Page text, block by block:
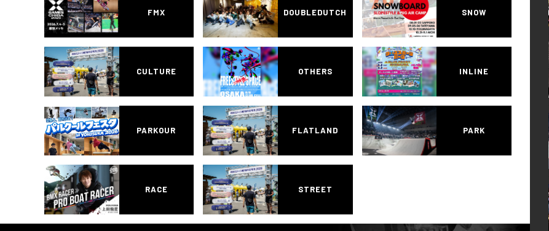
FMX DOUBLEDUTCH SNOW
CULTURE OTHERS INLINE
PARKOUR FLATLAND PARK
RACE STREET